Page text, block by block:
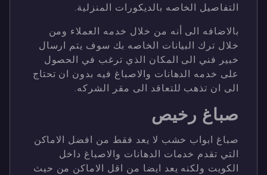
التفاصيل الخاصه بالديكورات المنزلية.
بالاضافه الى أنه من خلال خدمه العملاء ومن
خلال ترك البيانات الخاصه بك سوف يتم ارسال
خبير فني الى المكان الذي ترغب في الحصول
على خدمه الدهانات والاصباغ فيه بدون ان تحتاج
الى ان تذهب للتعاقد الى مقر الشركه.
صباغ رخيص
صباغ ابواب خشب لا يعد فقط من افضل الاماكن
التي تقدم خدمات الدهانات والاصباغ داخل
الكويت ولكنه يعد ايضا من اقل الاماكن من حيث